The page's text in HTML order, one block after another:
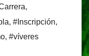
,
, #Inscripción,
, #víveres